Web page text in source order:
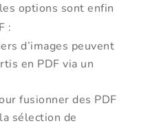
options sont enfin
:
d’images peuvent
en PDF via un
fusionner des PDF
sélection de